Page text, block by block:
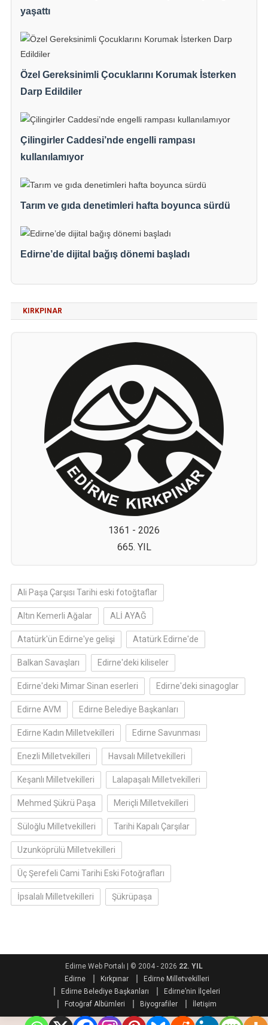
yaşattı
Özel Gereksinimli Çocuklarını Korumak İsterken
Darp Edildiler
Çilingirler Caddesi’nde engelli rampası
kullanılamıyor
Tarım ve gıda denetimleri hafta boyunca sürdü
Edirne’de dijital bağış dönemi başladı
KIRKPINAR
1361 - 2026
665. YIL
Ali Paşa Çarşısı Tarihi eski fotoğtaflar
Altın Kemerli Ağalar ALİ AYAĞ
Atatürk'ün Edirne'ye gelişi Atatürk Edirne'de
Balkan Savaşları Edirne'deki kiliseler
Edirne'deki Mimar Sinan eserleri Edirne'deki sinagoglar
Edirne AVM Edirne Belediye Başkanları
Edirne Kadın Milletvekilleri Edirne Savunması
Enezli Milletvekilleri Havsalı Milletvekilleri
Keşanlı Milletvekilleri Lalapaşalı Milletvekilleri
Mehmed Şükrü Paşa Meriçli Milletvekilleri
Süloğlu Milletvekilleri Tarihi Kapalı Çarşılar
Uzunköprülü Milletvekilleri
Üç Şerefeli Cami Tarihi Eski Fotoğrafları
İpsalalı Milletvekilleri Şükrüpaşa
Edirne Web Portalı | © 2004 - 2026 22. YIL
Edirne
Kırkpınar
Edirne Milletvekilleri
Edirne Belediye Başkanları
Edirne’nin İlçeleri
Fotoğraf Albümleri
Biyografiler İletişim